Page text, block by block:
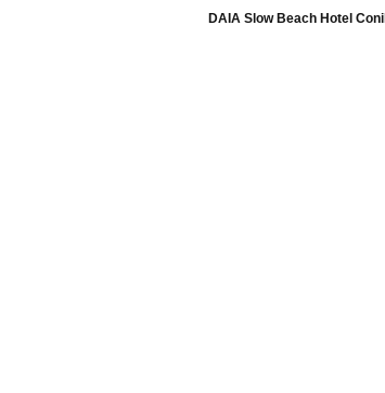
DAIA Slow Beach Hotel Conil